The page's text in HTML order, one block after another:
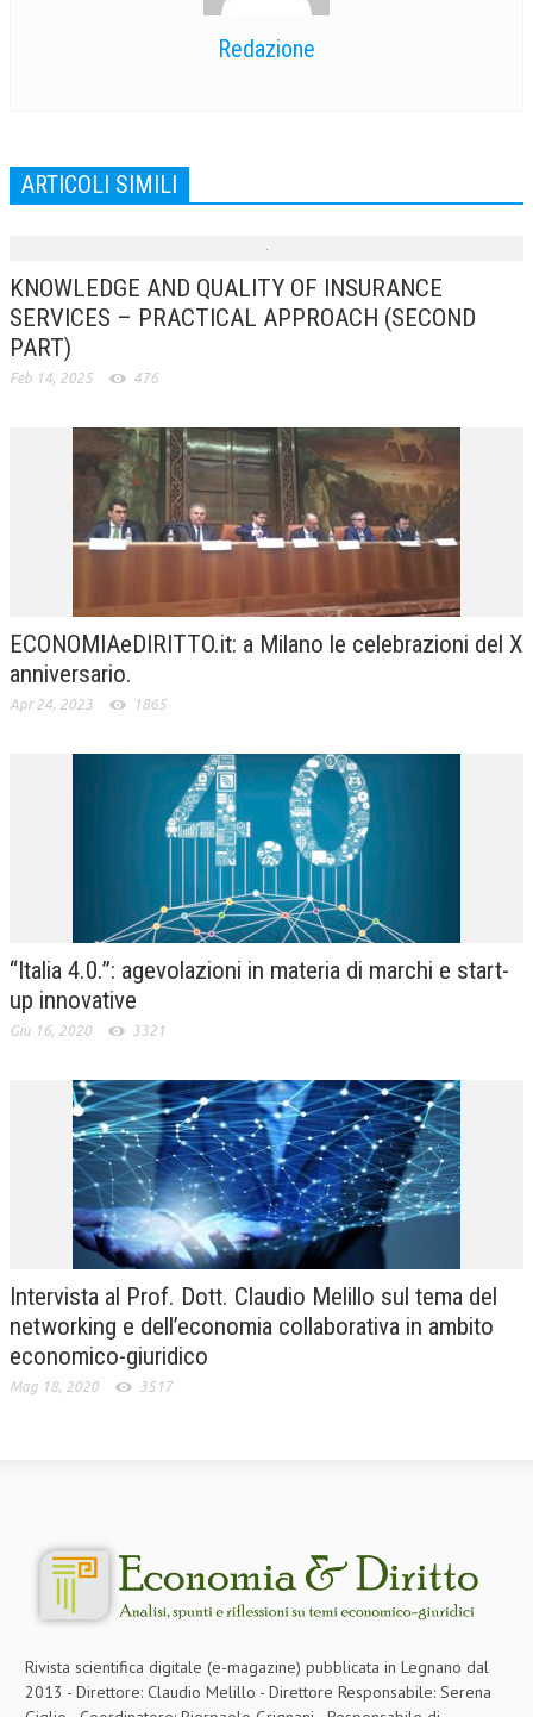
Redazione
ARTICOLI SIMILI
KNOWLEDGE AND QUALITY OF INSURANCE
SERVICES – PRACTICAL APPROACH (SECOND
PART)
Feb 14, 2025 476
ECONOMIAeDIRITTO.it: a Milano le celebrazioni del X
anniversario.
Apr 24, 2023 1865
“Italia 4.0.”: agevolazioni in materia di marchi e start-
up innovative
Giu 16, 2020 3321
Intervista al Prof. Dott. Claudio Melillo sul tema del
networking e dell’economia collaborativa in ambito
economico-giuridico
Mag 18, 2020 3517
Rivista scientifica digitale (e-magazine) pubblicata in Legnano dal
2013 - Direttore: Claudio Melillo - Direttore Responsabile: Serena